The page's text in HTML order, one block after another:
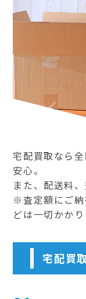
宅配買取なら
安心。
また、配送料
※査定額にご納
どは一切かかり
宅配買